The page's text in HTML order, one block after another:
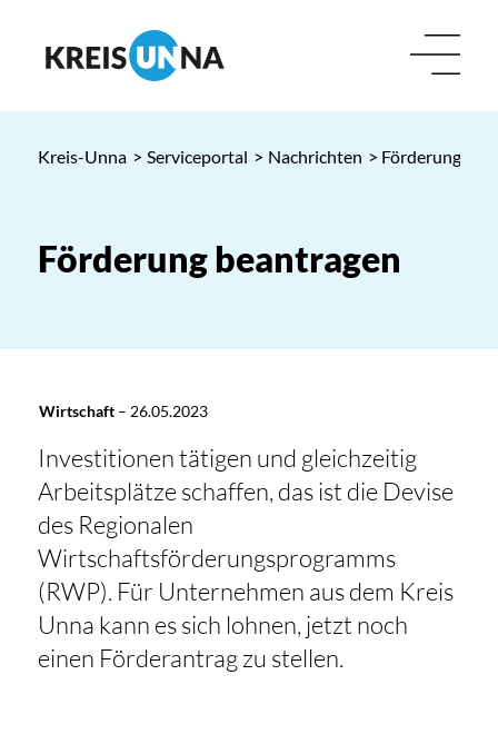
Kreis-Unna > Serviceportal > Nachrichten > Förderung
Förderung beantragen
Wirtschaft– 26.05.2023
Investitionen tätigen und gleichzeitig
Arbeitsplätze schaffen, das ist die Devise
des Regionalen
Wirtschaftsförderungsprogramms
(RWP). Für Unternehmen aus dem Kreis
Unna kann es sich lohnen, jetzt noch
einen Förderantrag zu stellen.